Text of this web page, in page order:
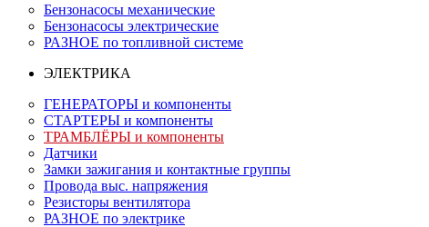
Бензонасосы механические
Бензонасосы электрические
РАЗНОЕ по топливной системе
ЭЛЕКТРИКА
ГЕНЕРАТОРЫ и компоненты
СТАРТЕРЫ и компоненты
ТРАМБЛЁРЫ и компоненты
Датчики
Замки зажигания и контактные группы
Провода выс. напряжения
Резисторы вентилятора
РАЗНОЕ по электрике